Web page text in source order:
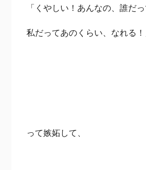
「くやしい！あんなの、誰だ
私だってあのくらい、なれる！
って嫉妬して、